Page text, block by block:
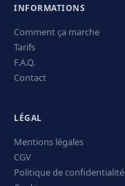
INFORMATIONS
Comment ça marche
Tarifs
F.A.Q.
Contact
LÉGAL
Mentions légales
CGV
Politique de confidentialité